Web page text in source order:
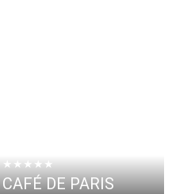
★★★★★
CAFÉ DE PARIS